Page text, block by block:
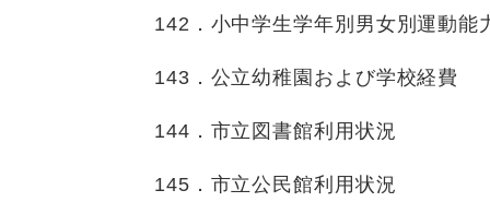
142．小中学生学年別男女別運動能
143．公立幼稚園および学校経費
144．市立図書館利用状況
145．市立公民館利用状況